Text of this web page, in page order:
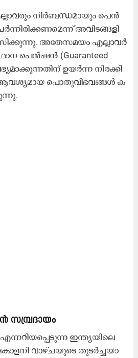
നി​ർ​ബ​ന്ധ​മാ​യും പെ​ൻ​
അ​വി​ട​ങ്ങ​ളി​
അ​തേ​സ​മ​യം എ​ല്ലാ​വ​ർ​
പെ​ൻ​ഷ​ൻ (Guaranteed
ഉ​യ​ർ​ന്ന നി​ര​ക്കി​
പൊ​തു​വി​ഭ​വ​ങ്ങ​ൾ ക​
സ​​മ്പ്ര​ദാ​യം
എ​ന്ന​റി​യ​പ്പെ​ടു​ന്ന ഇ​ന്ത്യ​യി​ലെ
വാ​ഴ്ച​യു​ടെ തു​ട​ർ​ച്ച​യാ​